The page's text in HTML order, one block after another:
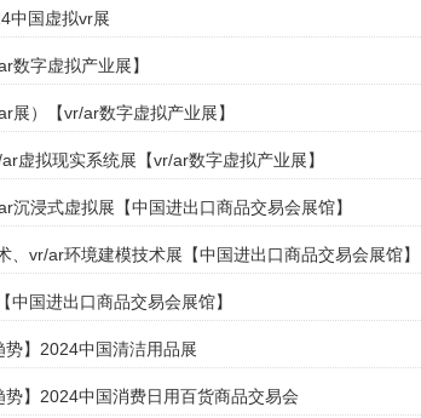
中国虚拟vr展
数字虚拟产业展】
展）【vr/ar数字虚拟产业展】
虚拟现实系统展【vr/ar数字虚拟产业展】
沉浸式虚拟展【中国进出口商品交易会展馆】
、vr/ar环境建模技术展【中国进出口商品交易会展馆】
国进出口商品交易会展馆】
势】2024中国清洁用品展
势】2024中国消费日用百货商品交易会